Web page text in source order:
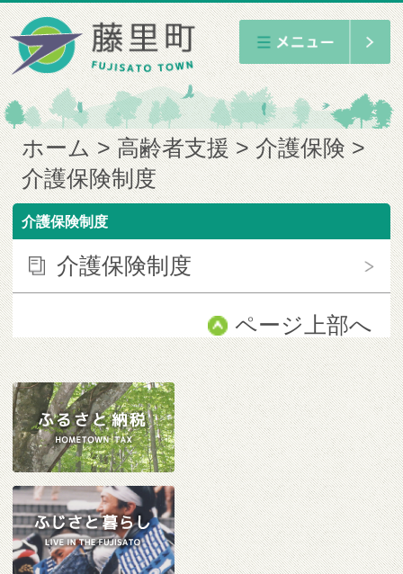
ホーム 高齢者支援
介護保険
介護保険制度
介護保険制度
介護保険制度
ページ上部へ